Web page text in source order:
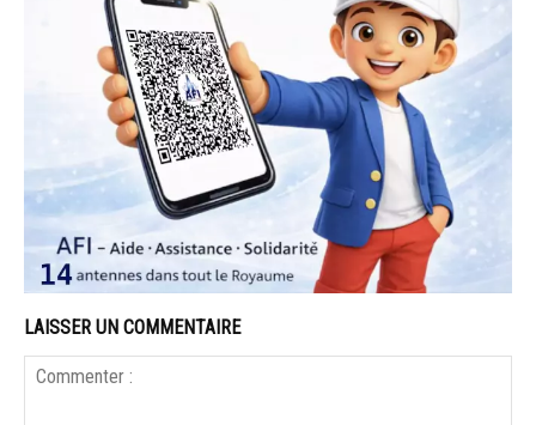
LAISSER UN COMMENTAIRE